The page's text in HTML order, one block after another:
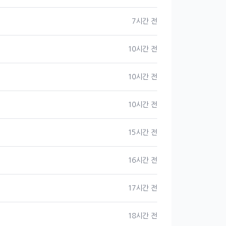
7시간 전
10시간 전
10시간 전
10시간 전
15시간 전
16시간 전
17시간 전
18시간 전